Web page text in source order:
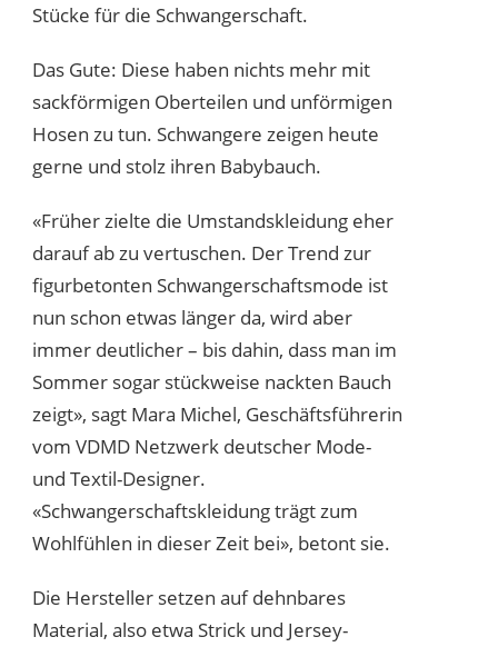
Stücke für die Schwangerschaft.
Das Gute: Diese haben nichts mehr mit
sackförmigen Oberteilen und unförmigen
Hosen zu tun. Schwangere zeigen heute
gerne und stolz ihren Babybauch.
«Früher zielte die Umstandskleidung eher
darauf ab zu vertuschen. Der Trend zur
figurbetonten Schwangerschaftsmode ist
nun schon etwas länger da, wird aber
immer deutlicher – bis dahin, dass man im
Sommer sogar stückweise nackten Bauch
zeigt», sagt Mara Michel, Geschäftsführerin
vom VDMD Netzwerk deutscher Mode-
und Textil-Designer.
«Schwangerschaftskleidung trägt zum
Wohlfühlen in dieser Zeit bei», betont sie.
Die Hersteller setzen auf dehnbares
Material, also etwa Strick und Jersey-